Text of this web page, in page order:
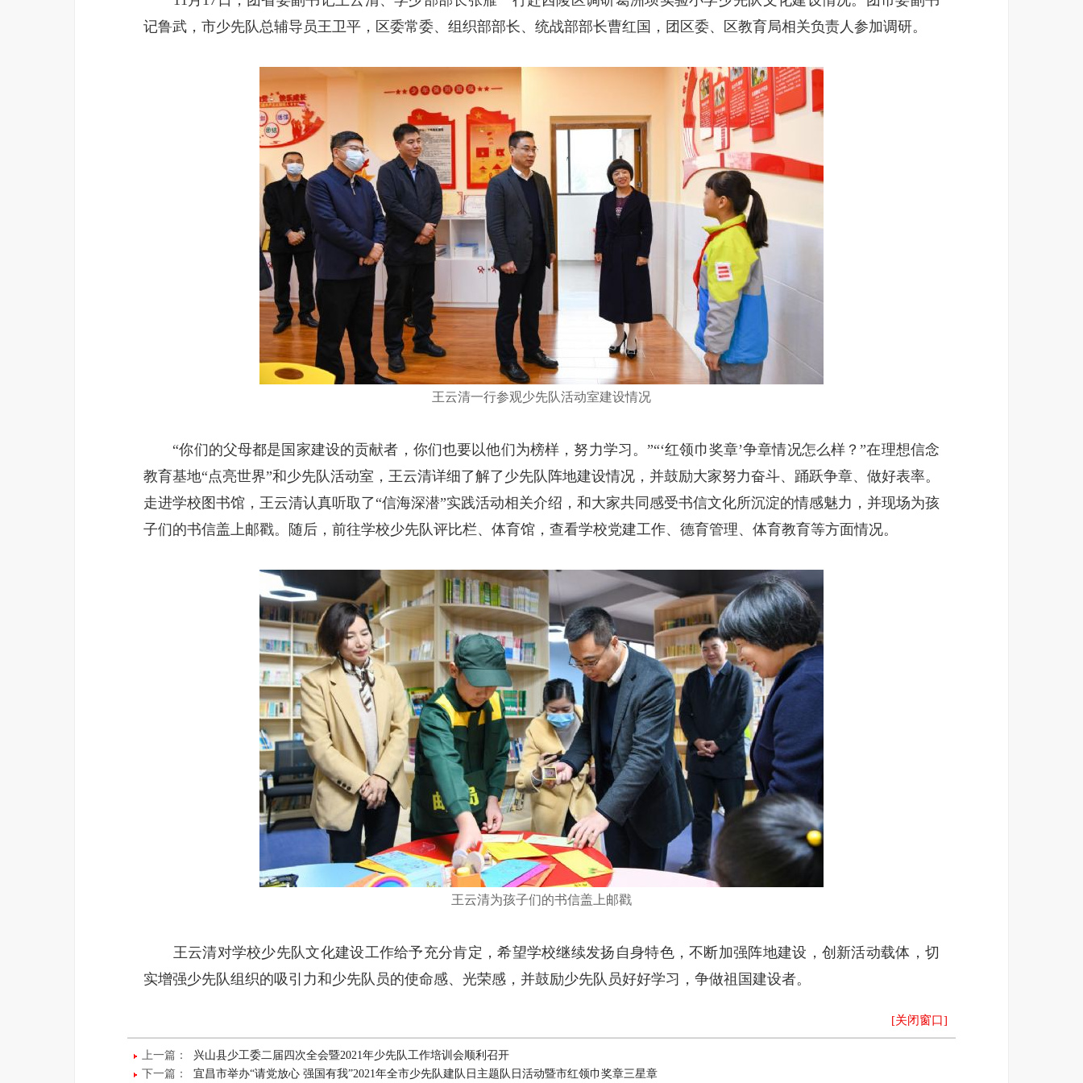
记鲁武，市少先队总辅导员王卫平，区委常委、组织部部长、统战部部长曹红国，团区委、区教育局相关负责人参加调研。
王云清一行参观少先队活动室建设情况
“你们的父母都是国家建设的贡献者，你们也要以他们为榜样，努力学习。”“‘红领巾奖章’争章情况怎么样？”在理想信念
教育基地“点亮世界”和少先队活动室，王云清详细了解了少先队阵地建设情况，并鼓励大家努力奋斗、踊跃争章、做好表率。
走进学校图书馆，王云清认真听取了“信海深潜”实践活动相关介绍，和大家共同感受书信文化所沉淀的情感魅力，并现场为孩
子们的书信盖上邮戳。随后，前往学校少先队评比栏、体育馆，查看学校党建工作、德育管理、体育教育等方面情况。
王云清为孩子们的书信盖上邮戳
王云清对学校少先队文化建设工作给予充分肯定，希望学校继续发扬自身特色，不断加强阵地建设，创新活动载体，切
实增强少先队组织的吸引力和少先队员的使命感、光荣感，并鼓励少先队员好好学习，争做祖国建设者。
[关闭窗口]
上一篇： 兴山县少工委二届四次全会暨2021年少先队工作培训会顺利召开
下一篇： 宜昌市举办“请党放心 强国有我”2021年全市少先队建队日主题队日活动暨市红领巾奖章三星章